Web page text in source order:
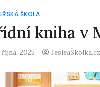
ŠKOLA
kniha v
října, 2025 JesleaŠkolka.cz